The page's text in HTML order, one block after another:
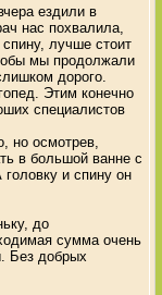
ездили в
нас похвалила,
лучше стоит
мы продолжали
дорого.
Этим конечно
специалистов
но осмотрев,
в большой ванне с
и спину он
до
сумма очень
Без добрых